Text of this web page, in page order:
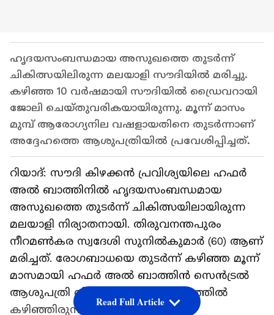
ഹൃദയസംബന്ധമായ അസുഖത്തെ തുടർന്ന്
ചികിത്സയിലിരുന്ന മലയാളി സൗദിയിൽ മരിച്ചു.
കഴിഞ്ഞ 10 വർഷമായി സൗദിയിൽ ഡ്രൈവറായി
ജോലി ചെയ്തുവരികയായിരുന്നു. മൂന്ന് മാസം
മുമ്പ് ആരോഗ്യനില വഷളായതിനെ തുടർന്നാണ്
അദ്ദേഹത്തെ ആശുപത്രിയിൽ പ്രവേശിപ്പിച്ചത്.
റിയാദ്: സൗദി കിഴക്കൻ പ്രവിശ്യയിലെ ഹഫർ
അൽ ബാത്തിനിൽ ഹൃദയസംബന്ധമായ
അസുഖത്തെ തുടർന്ന് ചികിത്സയിലായിരുന്ന
മലയാളി നിര്യാതനായി. തിരുവനന്തപുരം
നീറമൺകര സ്വദേശി സുനിൽകുമാർ (60) ആണ്
മരിച്ചത്. രോഗബാധയെ തുടർന്ന് കഴിഞ്ഞ മൂന്ന്
മാസമായി ഹഫർ അൽ ബാത്തിൻ സെൻട്രൽ
ആശുപത്രി തീവ്രപരിചരണ വിഭാഗത്തിൽ
കഴിഞ്ഞിരുന്ന അദ്ദേഹം വ്യാഴാഴ്ച
Read Full Article